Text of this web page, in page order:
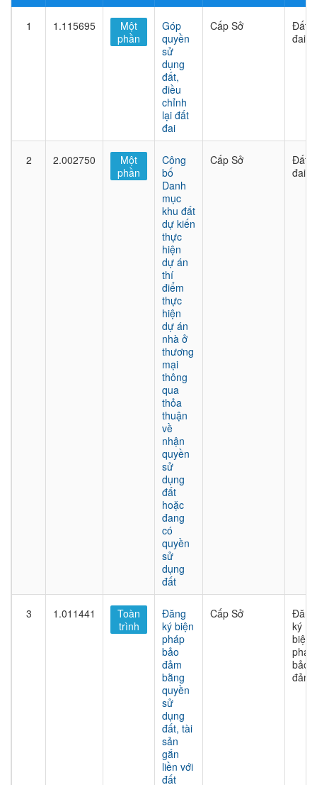
1 1.115695
Một
phần
Góp
quyền
sử
dụng
đất,
điều
chỉnh
lại đất
đai
Cấp Sở
Đất
đai
2 2.002750
Một
phần
Công
bố
Danh
mục
khu đất
dự kiến
thực
hiện
dự án
thí
điểm
thực
hiện
dự án
nhà ở
thương
mại
thông
qua
thỏa
thuận
về
nhận
quyền
sử
dụng
đất
hoặc
đang
có
quyền
sử
dụng
đất
Cấp Sở
Đất
đai
3 1.011441
Toàn
trình
Đăng
ký biện
pháp
bảo
đảm
bằng
quyền
sử
dụng
đất, tài
sản
gắn
liền với
đất
Cấp Sở
Đăng
ký
biện
pháp
bảo
đảm